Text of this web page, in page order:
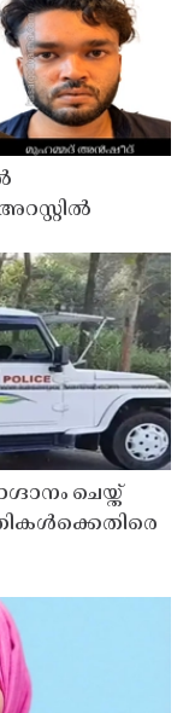
ചെയ്ത്